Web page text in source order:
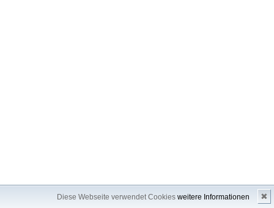
Diese Webseite verwendet Cookies weitere Informationen ✖